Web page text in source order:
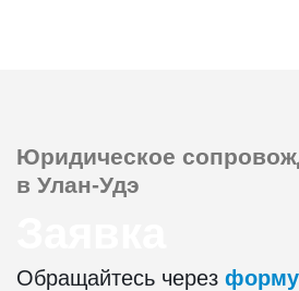
Юридическое
в Улан-Удэ
Обращайтесь через форму